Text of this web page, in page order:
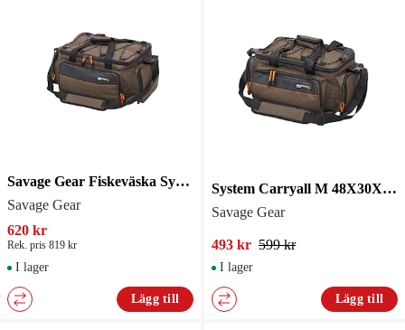
Savage Gear Fiskeväska System Carryall L 54X37X26Cm 33L
Savage Gear
620 kr
Rek. pris 819 kr
I lager
Lägg till
System Carryall M 48X30X22Cm 18L
Savage Gear
493 kr 599 kr
I lager
Lägg till